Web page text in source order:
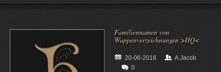
Familiennamen von
Wappenverzeichnungen >HQ<
20-06-2018
A.Jacob
0